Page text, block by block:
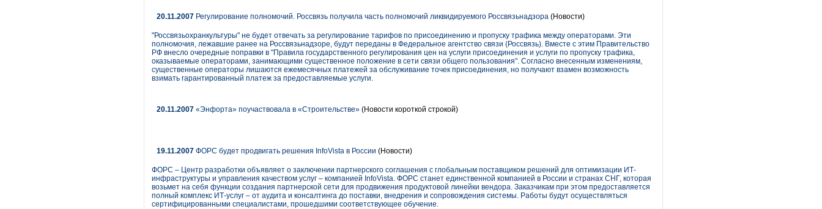
20.11.2007 Регулирование полномочий. Россвязь получила часть полномочий ликвидируемого Россвязьнадзора (Новости)
"Россвязьохранкультуры" не будет отвечать за регулирование тарифов по присоединению и пропуску трафика между операторами. Эти
полномочия, лежавшие ранее на Россвязьнадзоре, будут переданы в Федеральное агентство связи (Россвязь). Вместе с этим Правительство
РФ внесло очередные поправки в "Правила государственного регулирования цен на услуги присоединения и услуги по пропуску трафика,
оказываемые операторами, занимающими существенное положение в сети связи общего пользования". Согласно внесенным изменениям,
существенные операторы лишаются ежемесячных платежей за обслуживание точек присоединения, но получают взамен возможность
взимать гарантированный платеж за предоставляемые услуги.
20.11.2007 «Энфорта» поучаствовала в «Строительстве» (Новости короткой строкой)
19.11.2007 ФОРС будет продвигать решения InfoVista в России (Новости)
ФОРС – Центр разработки объявляет о заключении партнерского соглашения с глобальным поставщиком решений для оптимизации ИТ-
инфраструктуры и управления качеством услуг – компанией InfoVista. ФОРС станет единственной компанией в России и странах СНГ, которая
возьмет на себя функции создания партнерской сети для продвижения продуктовой линейки вендора. Заказчикам при этом предоставляется
полный комплекс ИТ-услуг – от аудита и консалтинга до поставки, внедрения и сопровождения системы. Работы будут осуществляться
сертифицированными специалистами, прошедшими соответствующее обучение.